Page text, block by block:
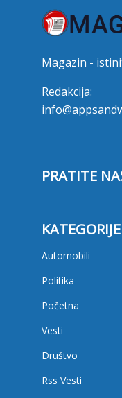
Magazin -
Redakcija:
PRATITE
KATEGORIJE
Automobili
Politika
Početna
Vesti
Društvo
Rss Vesti